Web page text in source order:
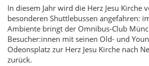
In diesem Jahr wird die Herz Jesu Kirche
besonderen Shuttlebussen angefahren:
Ambiente bringt der Omnibus-Club
Besucher:innen mit seinen Old- und
Odeonsplatz zur Herz Jesu Kirche nach
zurück.